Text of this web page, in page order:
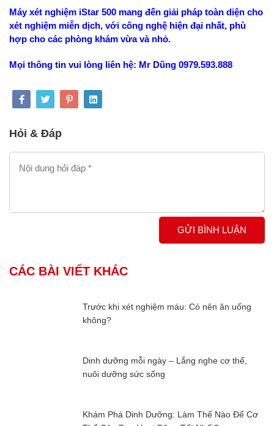
Máy xét nghiệm iStar 500 mang đến giải pháp toàn diện cho
xét nghiệm miễn dịch, với công nghệ hiện đại nhất, phù
hợp cho các phòng khám vừa và nhỏ.
Mọi thông tin vui lòng liên hệ: Mr Dũng 0979.593.888
Hỏi & Đáp
GỬI BÌNH LUẬN
CÁC BÀI VIẾT KHÁC
Trước khi xét nghiệm máu: Có nên ăn uống
không?
Dinh dưỡng mỗi ngày – Lắng nghe cơ thể,
nuôi dưỡng sức sống
Khám Phá Dinh Dưỡng: Làm Thế Nào Để Cơ